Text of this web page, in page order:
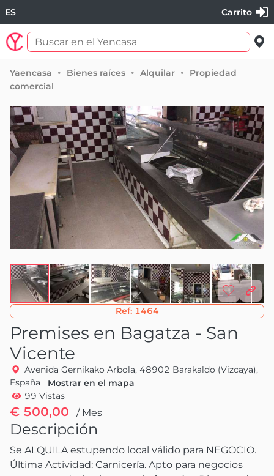
ES Carrito
Yaencasa Bienes raíces Alquilar
Propiedad
comercial
Ref: 1464
Premises en Bagatza - San
Vicente
Avenida Gernikako Arbola, 48902 Barakaldo (Vizcaya),
España
Mostrar en el mapa
99 Vistas
€ 500,00 / Mes
Descripción
Se ALQUILA estupendo local válido para NEGOCIO.
Última Actividad: Carnicería. Apto para negocios